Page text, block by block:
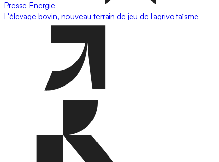
Presse Energie
L'élevage bovin, nouveau terrain de jeu de l’agrivoltaïsme